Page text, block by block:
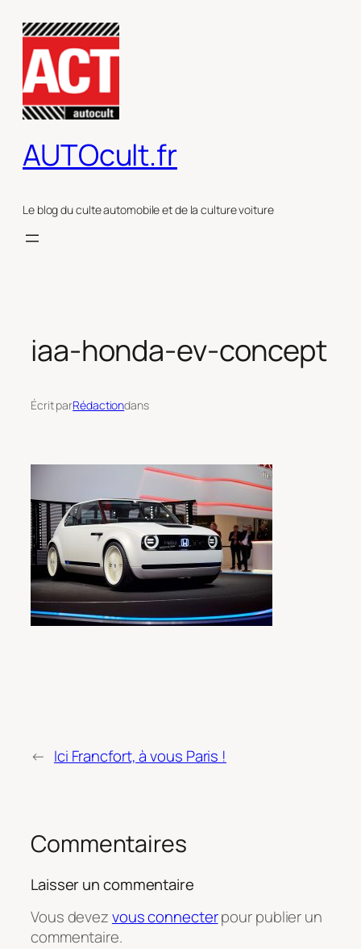
contenu
AUTOcult.fr
Le blog du culte automobile et de la culture voiture
iaa-honda-ev-concept
Écrit parRédactiondans
← Ici Francfort, à vous Paris !
Commentaires
Laisser un commentaire
Vous devezvous connecterpour publier un
commentaire.